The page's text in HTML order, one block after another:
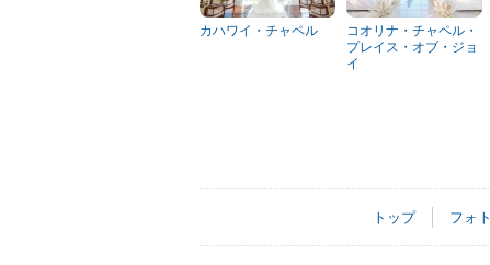
カハワイ・チャペル
コオリナ・チャペル・
プレイス・オブ・ジョ
イ
トップ フォト